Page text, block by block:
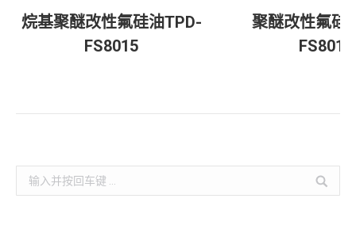
烷基聚醚改性氟硅油TPD-
FS8015
聚醚改性氟硅
FS8013
Search: